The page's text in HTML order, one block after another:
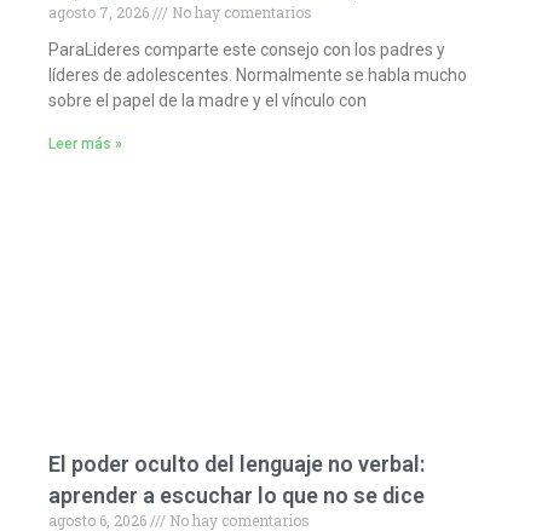
agosto 7, 2026
No hay comentarios
ParaLideres comparte este consejo con los padres y
líderes de adolescentes. Normalmente se habla mucho
sobre el papel de la madre y el vínculo con
Leer más »
El poder oculto del lenguaje no verbal:
aprender a escuchar lo que no se dice
agosto 6, 2026
No hay comentarios